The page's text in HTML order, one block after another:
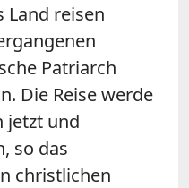
Land reisen
Patriarch
Die Reise werde
jetzt und
so das
christlichen